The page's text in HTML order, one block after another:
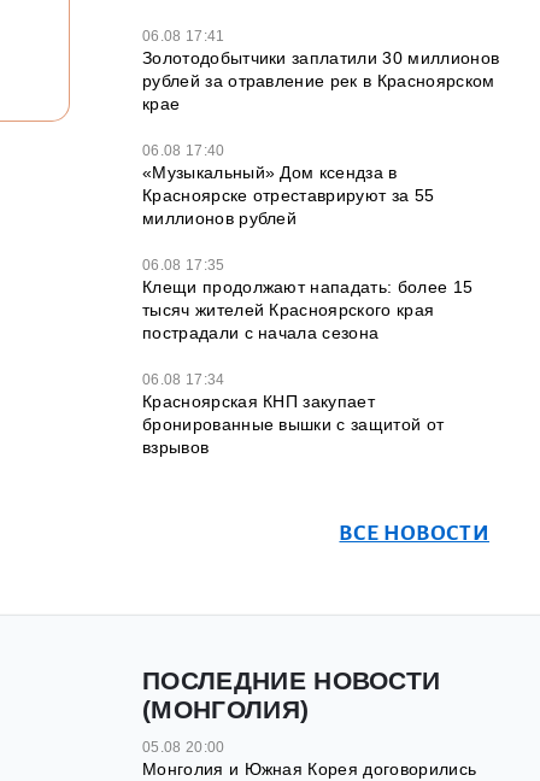
06.08 17:41
Золотодобытчики заплатили 30 миллионов
рублей за отравление рек в Красноярском
крае
06.08 17:40
«Музыкальный» Дом ксендза в
Красноярске отреставрируют за 55
миллионов рублей
06.08 17:35
Клещи продолжают нападать: более 15
тысяч жителей Красноярского края
пострадали с начала сезона
06.08 17:34
Красноярская КНП закупает
бронированные вышки с защитой от
взрывов
ВСЕ НОВОСТИ
ПОСЛЕДНИЕ НОВОСТИ
(МОНГОЛИЯ)
05.08 20:00
Монголия и Южная Корея договорились